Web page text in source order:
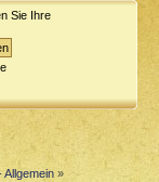
Sie Ihre
Allgemein »